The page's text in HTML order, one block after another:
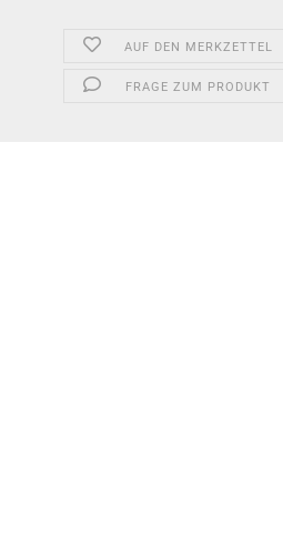
AUF DEN MERKZETTEL
FRAGE ZUM PRODUKT